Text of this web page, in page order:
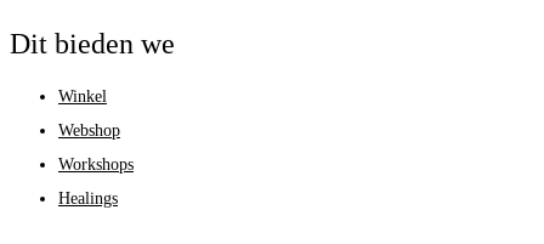
Dit bieden we
Winkel
Webshop
Workshops
Healings